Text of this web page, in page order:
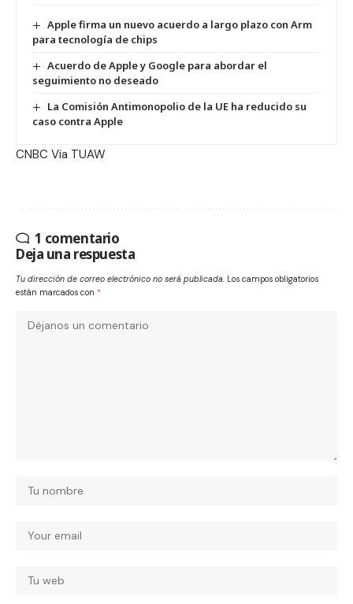
Apple firma un nuevo acuerdo a largo plazo con Arm
para tecnología de chips
Acuerdo de Apple y Google para abordar el
seguimiento no deseado
La Comisión Antimonopolio de la UE ha reducido su
caso contra Apple
CNBC Via TUAW
1 comentario
Deja una respuesta
Tu dirección de correo electrónico no será publicada. Los campos obligatorios
están marcados con *